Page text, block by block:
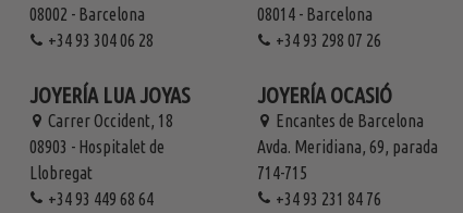
08002 - Barcelona
+34 93 304 06 28
08014 - Barcelona
+34 93 298 07 26
JOYERÍA LUA JOYAS
Carrer Occident, 18
08903 - Hospitalet de
Llobregat
+34 93 449 68 64
JOYERÍA OCASIÓ
Encantes de Barcelona
Avda. Meridiana, 69, parada
714-715
+34 93 231 84 76